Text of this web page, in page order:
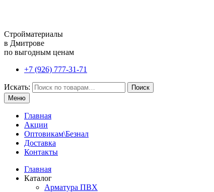
Стройматериалы
в Дмитрове
по выгодным ценам
+7 (926) 777-31-71
Искать:
Поиск
Меню
Главная
Акции
Оптовикам\Безнал
Доставка
Контакты
Главная
Каталог
Арматура ПВХ